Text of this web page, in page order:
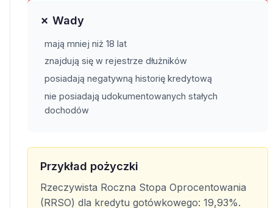
✗ Wady
mają mniej niż 18 lat
znajdują się w rejestrze dłużników
posiadają negatywną historię kredytową
nie posiadają udokumentowanych stałych
dochodów
Przykład pożyczki
Rzeczywista Roczna Stopa Oprocentowania
(RRSO) dla kredytu gotówkowego: 19,93%.